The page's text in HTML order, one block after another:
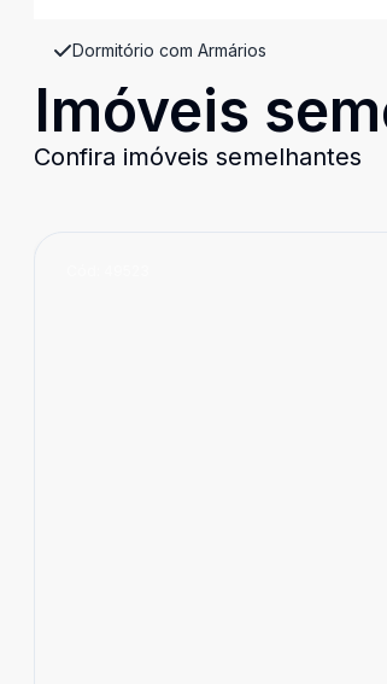
Dormitório com Armários
Imóveis
Confira imóveis semelhantes